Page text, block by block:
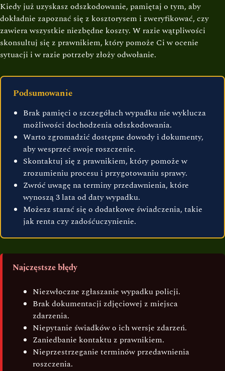
Kiedy już uzyskasz odszkodowanie, pamiętaj o tym, aby
dokładnie zapoznać się z kosztorysem i zweryfikować, czy
zawiera wszystkie niezbędne koszty. W razie wątpliwości
skonsultuj się z prawnikiem, który pomoże Ci w ocenie
sytuacji i w razie potrzeby złoży odwołanie.
Podsumowanie
Brak pamięci o szczegółach wypadku nie wyklucza
możliwości dochodzenia odszkodowania.
Warto zgromadzić dostępne dowody i dokumenty,
aby wesprzeć swoje roszczenie.
Skontaktuj się z prawnikiem, który pomoże w
zrozumieniu procesu i przygotowaniu sprawy.
Zwróć uwagę na terminy przedawnienia, które
wynoszą 3 lata od daty wypadku.
Możesz starać się o dodatkowe świadczenia, takie
jak renta czy zadośćuczynienie.
Najczęstsze błędy
Niezwłoczne zgłaszanie wypadku policji.
Brak dokumentacji zdjęciowej z miejsca
zdarzenia.
Niepytanie świadków o ich wersje zdarzeń.
Zaniedbanie kontaktu z prawnikiem.
Nieprzestrzeganie terminów przedawnienia
roszczenia.